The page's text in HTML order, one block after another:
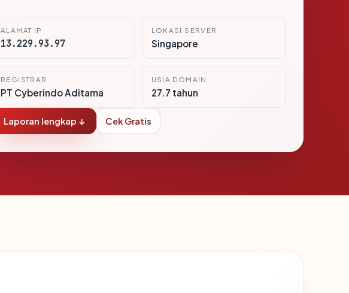
ALAMAT IP
13.229.93.97
LOKASI SERVER
Singapore
REGISTRAR
PT Cyberindo Aditama
USIA DOMAIN
27.7 tahun
Laporan lengkap ↓ Cek Gratis